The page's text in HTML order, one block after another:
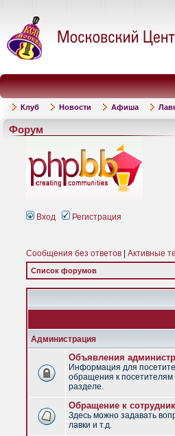
Клуб Новости Афиша
Форум
Вход Регистрация
Сообщения без ответов Активные
Список форумов
Администрация
Объявления
Информация для
обращения к
разделе.
Обращение к
Здесь можно задавать
лавки и т.д.